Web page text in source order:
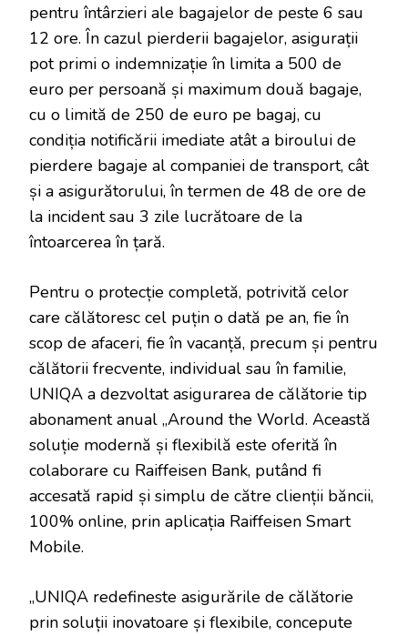
pentru întârzieri ale bagajelor de peste 6 sau
12 ore. În cazul pierderii bagajelor, asigurații
pot primi o indemnizație în limita a 500 de
euro per persoană și maximum două bagaje,
cu o limită de 250 de euro pe bagaj, cu
condiția notificării imediate atât a biroului de
pierdere bagaje al companiei de transport, cât
și a asigurătorului, în termen de 48 de ore de
la incident sau 3 zile lucrătoare de la
întoarcerea în țară.
Pentru o protecție completă, potrivită celor
care călătoresc cel puțin o dată pe an, fie în
scop de afaceri, fie în vacanță, precum și pentru
călătorii frecvente, individual sau în familie,
UNIQA a dezvoltat asigurarea de călătorie tip
abonament anual „Around the World. Această
soluție modernă și flexibilă este oferită în
colaborare cu Raiffeisen Bank, putând fi
accesată rapid și simplu de către clienții băncii,
100% online, prin aplicația Raiffeisen Smart
Mobile.
„UNIQA redefineste asigurările de călătorie
prin soluții inovatoare și flexibile, concepute